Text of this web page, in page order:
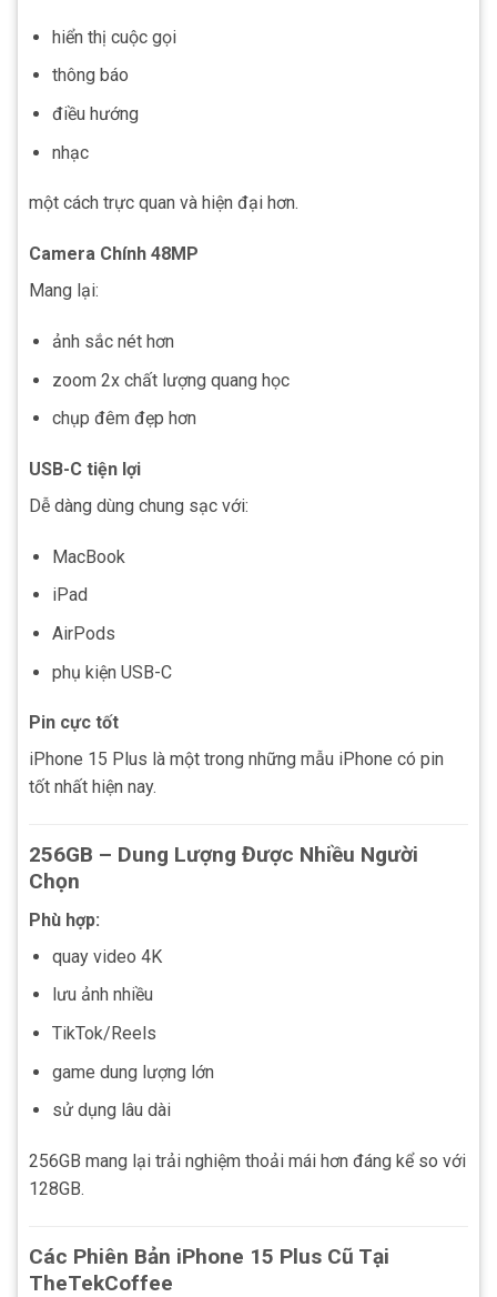
hiển thị cuộc gọi
thông báo
điều hướng
nhạc
một cách trực quan và hiện đại hơn.
Camera Chính 48MP
Mang lại:
ảnh sắc nét hơn
zoom 2x chất lượng quang học
chụp đêm đẹp hơn
USB-C tiện lợi
Dễ dàng dùng chung sạc với:
MacBook
iPad
AirPods
phụ kiện USB-C
Pin cực tốt
iPhone 15 Plus là một trong những mẫu iPhone có pin
tốt nhất hiện nay.
256GB – Dung Lượng Được Nhiều Người
Chọn
Phù hợp:
quay video 4K
lưu ảnh nhiều
TikTok/Reels
game dung lượng lớn
sử dụng lâu dài
256GB mang lại trải nghiệm thoải mái hơn đáng kể so với
128GB.
Các Phiên Bản iPhone 15 Plus Cũ Tại
TheTekCoffee